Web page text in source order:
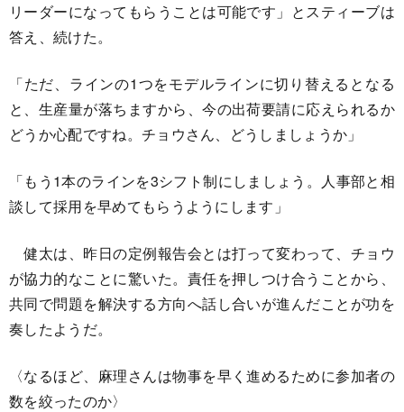
リーダーになってもらうことは可能です」とスティーブは
答え、続けた。
「ただ、ラインの1つをモデルラインに切り替えるとなる
と、生産量が落ちますから、今の出荷要請に応えられるか
どうか心配ですね。チョウさん、どうしましょうか」
「もう1本のラインを3シフト制にしましょう。人事部と相
談して採用を早めてもらうようにします」
健太は、昨日の定例報告会とは打って変わって、チョウ
が協力的なことに驚いた。責任を押しつけ合うことから、
共同で問題を解決する方向へ話し合いが進んだことが功を
奏したようだ。
〈なるほど、麻理さんは物事を早く進めるために参加者の
数を絞ったのか〉